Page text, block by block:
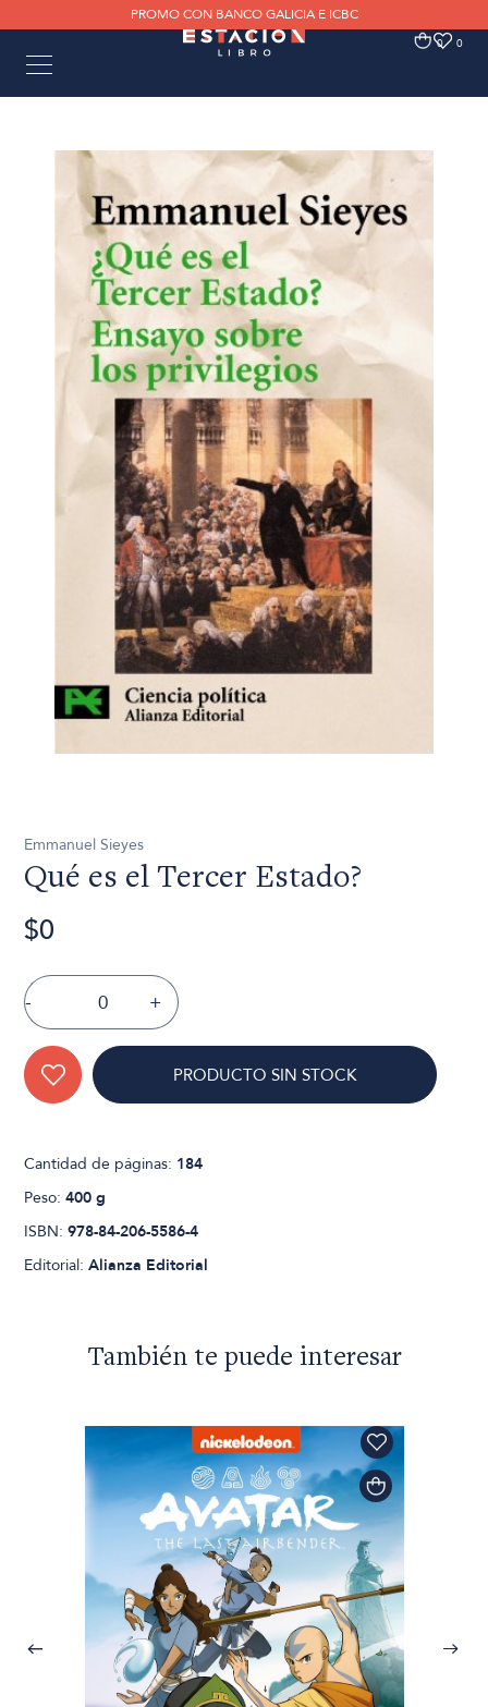
PROMO CON BANCO GALICIA E ICBC
0 0
Emmanuel Sieyes
Qué es el Tercer Estado?
$0
- +
PRODUCTO SIN STOCK
Cantidad de páginas: 184
Peso:400 g
ISBN:978-84-206-5586-4
Editorial:Alianza Editorial
También te puede interesar